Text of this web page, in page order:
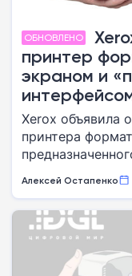
ОБНОВЛЕНО
принтер
экраном и
Xerox объявила
принтера
Алексей Остапенко